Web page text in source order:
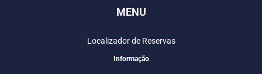
MENU
Localizador de Reservas
Informação